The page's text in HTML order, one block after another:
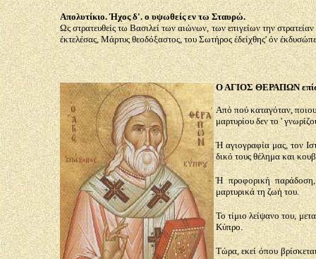
Απολυτίκιο. Ήχος δ'. ο υψωθείς εν τω Σταυρώ.
Ως στρατευθείς τω Βασιλεί των αιώνων, των επιγείων την
έκτελέσας, Μάρτυς θεοδόξαστος, του Σωτήρος έδείχθης' όν
Ο ΑΓΙΟΣ ΘΕΡΑΠΩΝ
Από πού καταγόταν,
μαρτυρίου δεν το '
Ή αγιογραφία μας, τον
δικό τους θέλημα και
Ή προφορική παράδοση,
μαρτυρικά τη ζωή του.
Το τίμιο λείψανο του,
Κύπρο.
Τώρα, εκεί όπου